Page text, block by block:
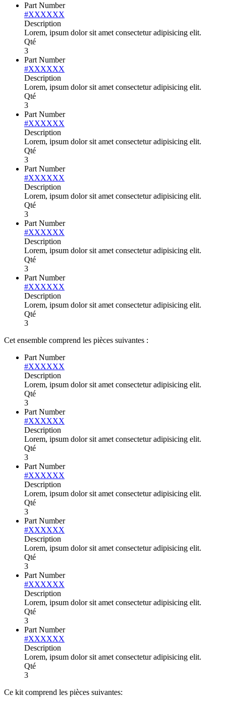
Part Number
#XXXXXX
Description
Lorem, ipsum dolor sit amet consectetur adipisicing elit.
Qté
3
Part Number
#XXXXXX
Description
Lorem, ipsum dolor sit amet consectetur adipisicing elit.
Qté
3
Part Number
#XXXXXX
Description
Lorem, ipsum dolor sit amet consectetur adipisicing elit.
Qté
3
Part Number
#XXXXXX
Description
Lorem, ipsum dolor sit amet consectetur adipisicing elit.
Qté
3
Part Number
#XXXXXX
Description
Lorem, ipsum dolor sit amet consectetur adipisicing elit.
Qté
3
Part Number
#XXXXXX
Description
Lorem, ipsum dolor sit amet consectetur adipisicing elit.
Qté
3
Cet ensemble comprend les pièces suivantes :
Part Number
#XXXXXX
Description
Lorem, ipsum dolor sit amet consectetur adipisicing elit.
Qté
3
Part Number
#XXXXXX
Description
Lorem, ipsum dolor sit amet consectetur adipisicing elit.
Qté
3
Part Number
#XXXXXX
Description
Lorem, ipsum dolor sit amet consectetur adipisicing elit.
Qté
3
Part Number
#XXXXXX
Description
Lorem, ipsum dolor sit amet consectetur adipisicing elit.
Qté
3
Part Number
#XXXXXX
Description
Lorem, ipsum dolor sit amet consectetur adipisicing elit.
Qté
3
Part Number
#XXXXXX
Description
Lorem, ipsum dolor sit amet consectetur adipisicing elit.
Qté
3
Ce kit comprend les pièces suivantes: